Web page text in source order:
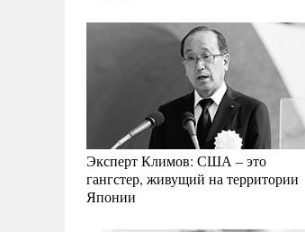
Эксперт Климов: США – это
гангстер, живущий на территории
Японии